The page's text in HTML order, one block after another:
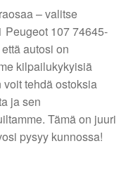
– valitse
Peugeot 107 74645-
autosi on
kilpailukykyisiä
tehdä ostoksia
ja sen
Tämä on juuri
pysyy kunnossa!